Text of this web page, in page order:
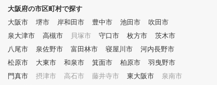
みながら、 「ゴルフってこん
な感じ」という雰囲気を気軽に
体感できます。 お気軽に体験
会にお越しください。
大阪府の市区町村で探す
大阪市
堺市 岸和田市 豊中市 池田市
吹田市
泉大津市
高槻市 貝塚市 守口市 枚方市
茨木市
八尾市
泉佐野市 富田林市 寝屋川市
河内長野市
松原市
大東市 和泉市 箕面市 柏原市
羽曳野市
門真市
摂津市 高石市 藤井寺市 東大阪市
泉南市